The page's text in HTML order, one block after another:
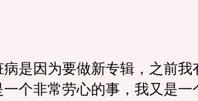
因为要做新专辑，之前我
个非常劳心的事，我又是一